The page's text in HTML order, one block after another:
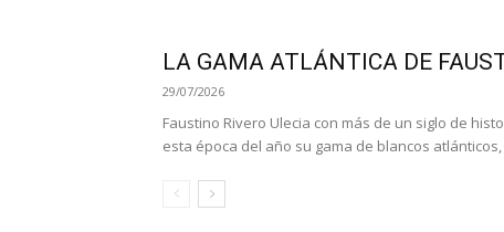
LA GAMA ATLÁNTICA DE
29/07/2026
Faustino Rivero Ulecia con más de un siglo de
esta época del año su gama de blancos